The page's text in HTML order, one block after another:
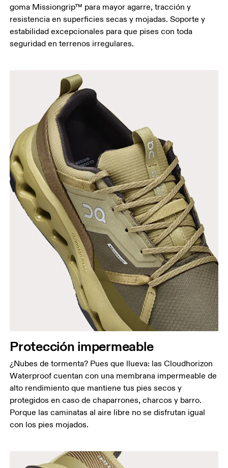
goma Missiongrip™ para mayor agarre, tracción y
resistencia en superficies secas y mojadas. Soporte y
estabilidad excepcionales para que pises con toda
seguridad en terrenos irregulares.
Protección impermeable
¿Nubes de tormenta? Pues que llueva: las Cloudhorizon
Waterproof cuentan con una membrana impermeable de
alto rendimiento que mantiene tus pies secos y
protegidos en caso de chaparrones, charcos y barro.
Porque las caminatas al aire libre no se disfrutan igual
con los pies mojados.